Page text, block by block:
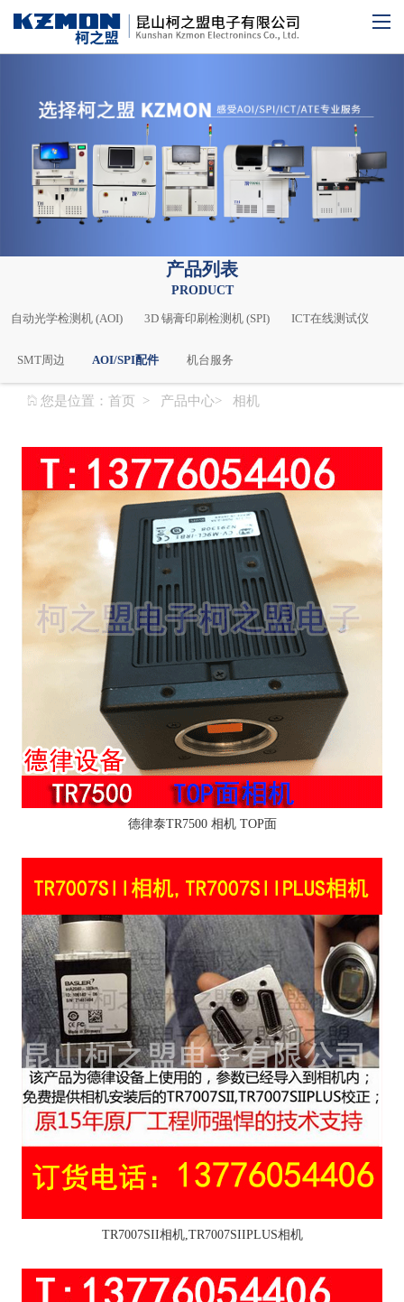
产品列表
PRODUCT
自动光学检测机 (AOI) 3D 锡膏印刷检测机 (SPI) ICT在线测试仪
SMT周边 AOI/SPI配件 机台服务
您是位置： 首页 > 产品中心> 相机
德律泰TR7500 相机 TOP面
TR7007SII相机,TR7007SIIPLUS相机